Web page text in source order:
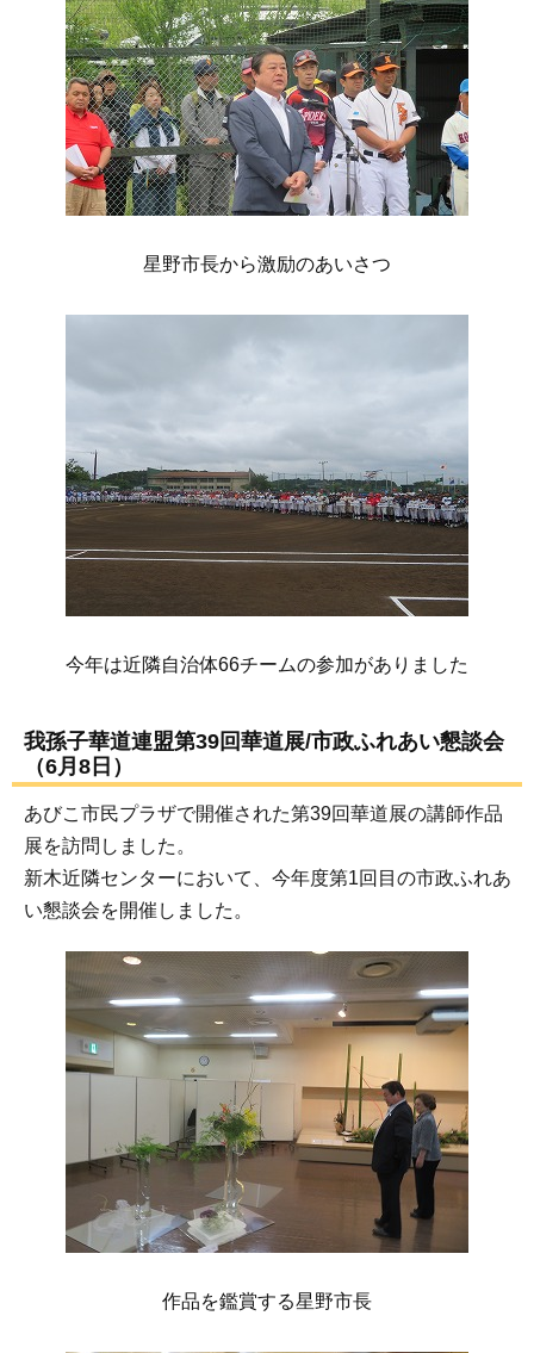
星野市長から激励のあいさつ
今年は近隣自治体66チームの参加がありました
我孫子華道連盟第39回華道展/市政ふれあい懇談会
（6月8日）
あびこ市民プラザで開催された第39回華道展の講師作品
展を訪問しました。
新木近隣センターにおいて、今年度第1回目の市政ふれあ
い懇談会を開催しました。
作品を鑑賞する星野市長